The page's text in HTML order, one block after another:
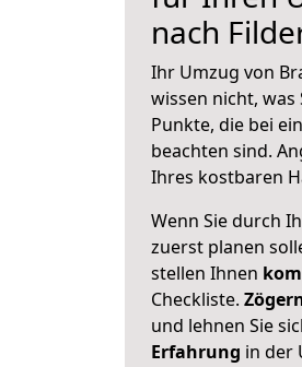
nach
Ihr Umzug von
wissen nicht, was
Punkte, die bei
beachten sind.
Ihres kostbaren
Wenn Sie durch
zuerst planen
stellen Ihnen
Checkliste.
und lehnen Sie
Erfahrung in der